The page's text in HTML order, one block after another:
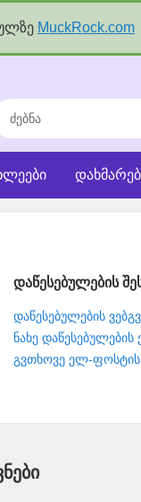
MuckRock.com
დაწესებულების
დაწესებულების
ნახე
გვთხოვე ელ-ფოსტის